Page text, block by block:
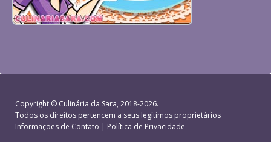
Copyright © Culinária da Sara, 2018-2026.
Todos os direitos pertencem a seus legítimos proprietários
Informações de Contato | Política de Privacidade